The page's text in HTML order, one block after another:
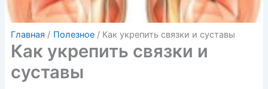
Главная Полезное Как укрепить связки и суставы
Как укрепить связки и
суставы